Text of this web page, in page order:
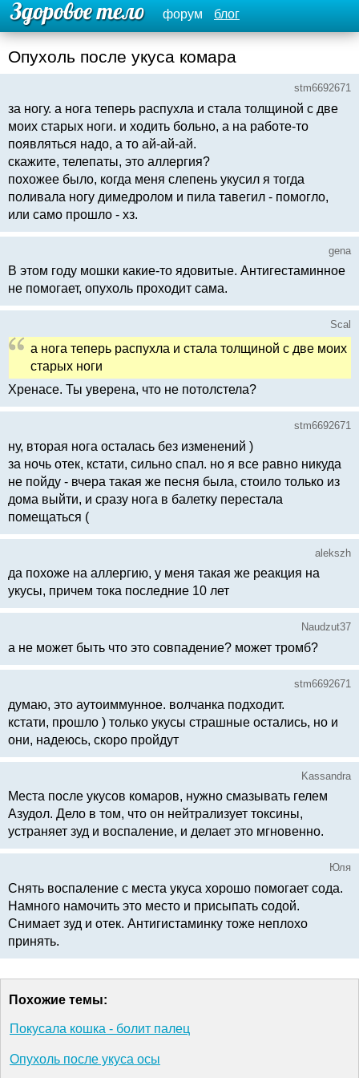
форум блог
Опухоль после укуса комара
stm6692671
за ногу. а нога теперь распухла и стала толщиной с две
моих старых ноги. и ходить больно, а на работе-то
появляться надо, а то ай-ай-ай.
скажите, телепаты, это аллергия?
похожее было, когда меня слепень укусил я тогда
поливала ногу димедролом и пила тавегил - помогло,
или само прошло - хз.
gena
В этом году мошки какие-то ядовитые. Антигестаминное
не помогает, опухоль проходит сама.
Scal
а нога теперь распухла и стала толщиной с две моих
старых ноги
Хренасе. Ты уверена, что не потолстела?
stm6692671
ну, вторая нога осталась без изменений )
за ночь отек, кстати, сильно спал. но я все равно никуда
не пойду - вчера такая же песня была, стоило только из
дома выйти, и сразу нога в балетку перестала
помещаться (
alekszh
да похоже на аллергию, у меня такая же реакция на
укусы, причем тока последние 10 лет
Naudzut37
а не может быть что это совпадение? может тромб?
stm6692671
думаю, это аутоиммунное. волчанка подходит.
кстати, прошло ) только укусы страшные остались, но и
они, надеюсь, скоро пройдут
Kassandra
Места после укусов комаров, нужно смазывать гелем
Азудол. Дело в том, что он нейтрализует токсины,
устраняет зуд и воспаление, и делает это мгновенно.
Юля
Снять воспаление с места укуса хорошо помогает сода.
Намного намочить это место и присыпать содой.
Снимает зуд и отек. Антигистаминку тоже неплохо
принять.
Похожие темы:
Покусала кошка - болит палец
Опухоль после укуса осы